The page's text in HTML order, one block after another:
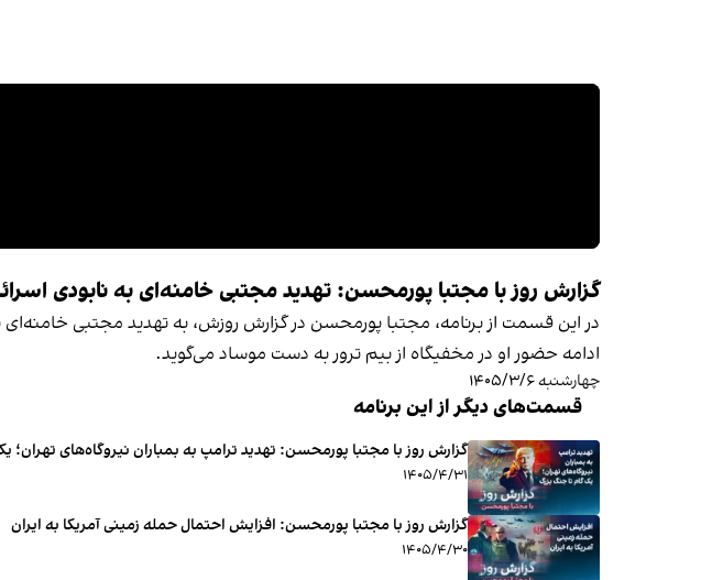
گزارش روز با مجتبا پورمحسن: تهدید مجتبی خامنه‌ای به نابودی
در این قسمت از برنامه، مجتبا پورمحسن در گزارش روزش، به تهدید مجتبی خامنه‌ای
ادامه حضور او در مخفیگاه از بیم ترور به دست موساد می‌گوید.
چهارشنبه ۱۴۰۵/۳/۶
قسمت‌های دیگر از این برنامه
گزارش روز با مجتبا پورمحسن: تهدید ترامپ به بمباران نیروگاه‌های تهران؛
۱۴۰۵/۴/۳۱
گزارش روز با مجتبا پورمحسن: افزایش احتمال حمله زمینی آمریکا به ایران
۱۴۰۵/۴/۳۰